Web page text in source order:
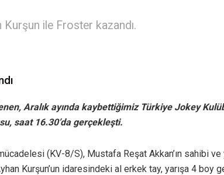
ile Froster kazandı.
Aralık ayında kaybettiğimiz Türkiye Jokey
saat 16.30’da gerçekleşti.
(KV-8/S), Mustafa Reşat Akkan’ın sahibi
Kurşun’un idaresindeki al erkek tay, yarışa 4